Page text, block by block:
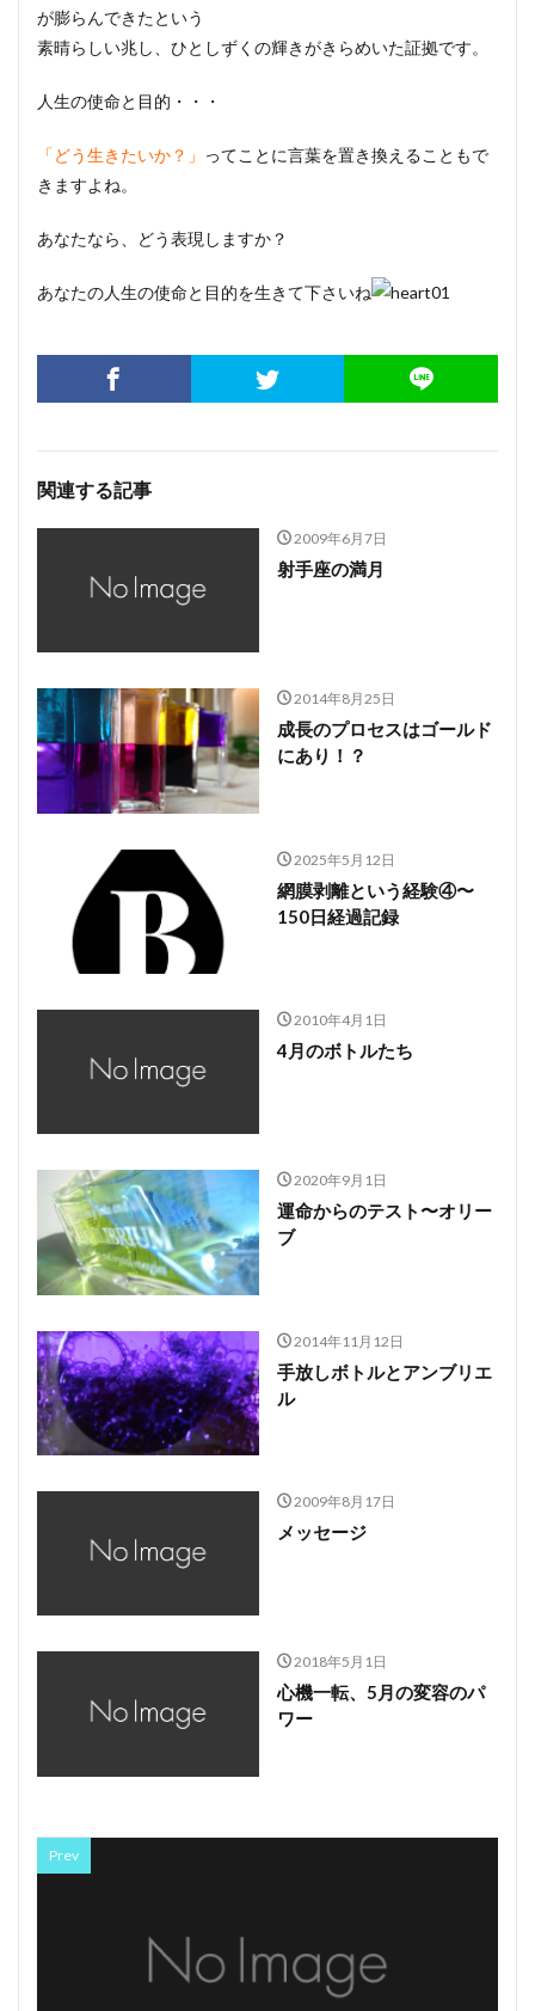
が膨らんできたという
素晴らしい兆し、ひとしずくの輝きがきらめいた証拠です。
人生の使命と目的・・・
「どう生きたいか？」 ってことに言葉を置き換えることもで
きますよね。
あなたなら、どう表現しますか？
あなたの人生の使命と目的を生きて下さいね
関連する記事
2009年6月7日
射手座の満月
2014年8月25日
成長のプロセスはゴールド
にあり！？
2025年5月12日
網膜剥離という経験④〜
150日経過記録
2010年4月1日
4月のボトルたち
2020年9月1日
運命からのテスト〜オリー
ブ
2014年11月12日
手放しボトルとアンブリエ
ル
2009年8月17日
メッセージ
2018年5月1日
心機一転、5月の変容のパ
ワー
Prev